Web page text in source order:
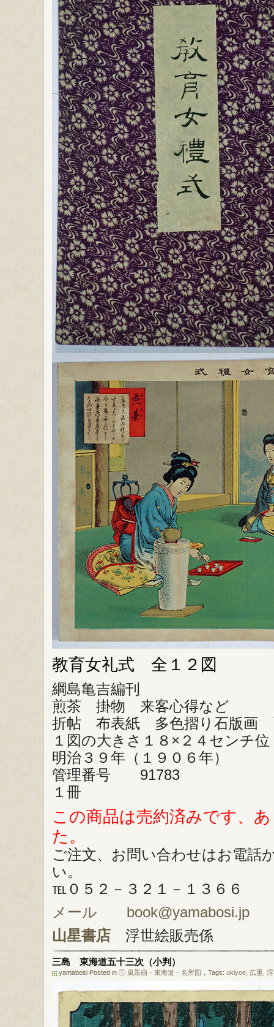
教育女礼式 全１２図
綱島亀吉編刊
煎茶 掛物 来客心得など
折帖 布表紙 多色摺り石版画
１図の大きさ１８×２４センチ位
明治３９年（１９０６年）
管理番号 91783
１冊
この商品は売約済みです、
た。
ご注文、お問い合わせはお電話
い。
℡０５２－３２１－１３６６
メール book@yamabosi.jp
山星書店 浮世絵販売係
三島 東海道五十三次（小判）
yamabosi Posted in ① 風景画・東海道・名所図 ，Tags: ukiyoe 広重